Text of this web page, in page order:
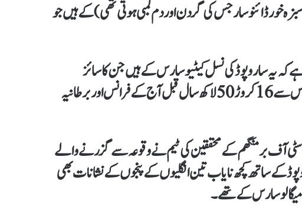
خور ڈائنو سار جس کی گردن اور دم لمبی ہوتی تھی) کے ہیں جو
یہ سارو پوڈ کی نسل کیٹیوسارس کے ہیں جن کا سائز
تقریباً 16 میٹر تک ہوتا تھا اور یہ 17 کروڑ 10 لاکھ برس سے 16 کروڑ 50 لاکھ سال قبل آج کے فرانس اور برطانیہ
آف برمنگھم کے محققین کی ٹیم نے وقوعہ سے گزرنے والے
کے ساتھ کچھ نایاب تین انگلیوں کے پنجوں کے نشانات بھی
میگالوسارس کے تھے۔